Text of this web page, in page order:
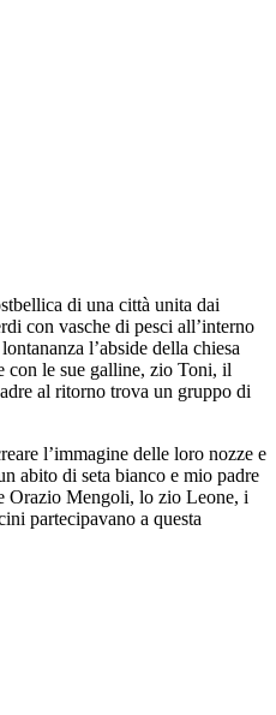
di una città unita dai
con vasche di pesci all’interno
l’abside della chiesa
con le sue galline, zio Toni, il
al ritorno trova un gruppo di
l’immagine delle loro nozze e
abito di seta bianco e mio padre
Orazio Mengoli, lo zio Leone, i
partecipavano a questa